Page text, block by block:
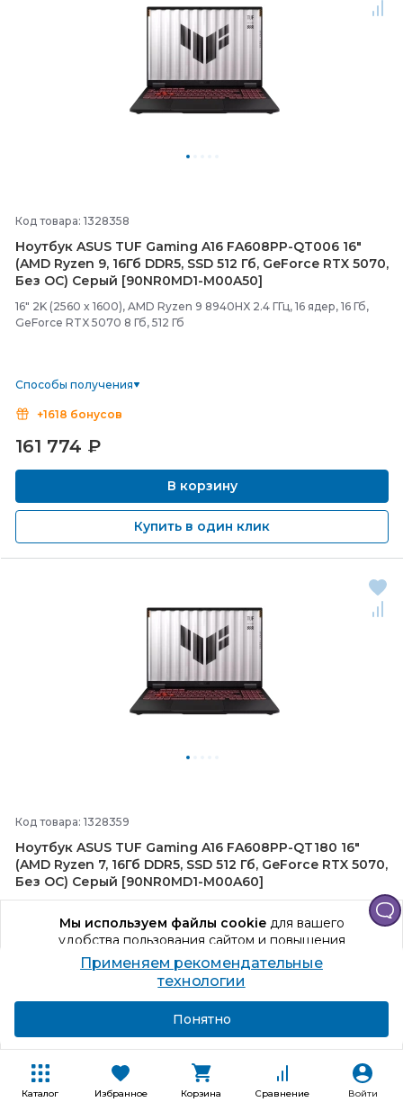
Каталог Избранное Корзина Сравнение Войти
Мы используем файлы cookieдля вашего
удобства пользования сайтом и повышения
качества рекомендаций.
Продолжая использование сайта, вы даете
согласие на обработку персональных данных
Код товара: 1328358
Ноутбук ASUS TUF Gaming A16 FA608PP-QT006 16"
(AMD Ryzen 9, 16Гб DDR5, SSD 512 Гб, GeForce RTX 5070,
Без ОС) Серый [90NR0MD1-M00A50]
16" 2K (2560 x 1600), AMD Ryzen 9 8940HX 2.4 ГГц, 16 ядер, 16 Гб,
GeForce RTX 5070 8 Гб, 512 Гб
Способы получения
+1618 бонусов
161 774 ₽
В корзину
Купить в один клик
Код товара: 1328359
Ноутбук ASUS TUF Gaming A16 FA608PP-QT180 16"
(AMD Ryzen 7, 16Гб DDR5, SSD 512 Гб, GeForce RTX 5070,
Без ОС) Серый [90NR0MD1-M00A60]
GeForce RTX 5070 8 Гб, 512 Гб
159 644₽
В корзину
Применяем рекомендательные
технологии
Понятно